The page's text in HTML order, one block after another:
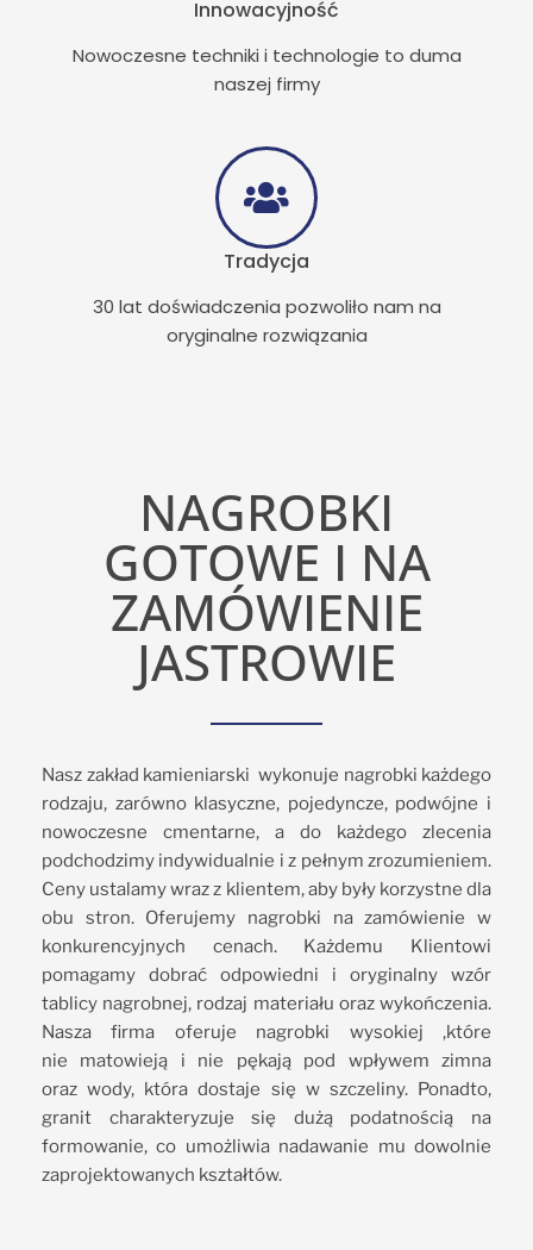
Innowacyjność
Nowoczesne techniki i technologie to duma
naszej firmy
Tradycja
30 lat doświadczenia pozwoliło nam na
oryginalne rozwiązania
NAGROBKI
GOTOWE I NA
ZAMÓWIENIE
JASTROWIE
Nasz zakład kamieniarski wykonuje nagrobki każdego
rodzaju, zarówno klasyczne, pojedyncze, podwójne i
nowoczesne cmentarne, a do każdego zlecenia
podchodzimy indywidualnie i z pełnym zrozumieniem.
Ceny ustalamy wraz z klientem, aby były korzystne dla
obu stron. Oferujemy nagrobki na zamówienie w
konkurencyjnych cenach. Każdemu Klientowi
pomagamy dobrać odpowiedni i oryginalny wzór
tablicy nagrobnej, rodzaj materiału oraz wykończenia.
Nasza firma oferuje nagrobki wysokiej ,które
nie matowieją i nie pękają pod wpływem zimna
oraz wody, która dostaje się w szczeliny. Ponadto,
granit charakteryzuje się dużą podatnością na
formowanie, co umożliwia nadawanie mu dowolnie
zaprojektowanych kształtów.